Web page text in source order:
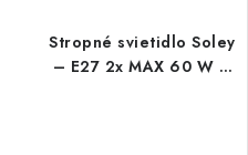
Stropné svietidlo Soley
– E27 2x MAX 60 W –